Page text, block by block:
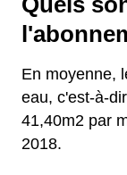
En moyenne,
eau, c'est-à-
41,40m2 par
2018.